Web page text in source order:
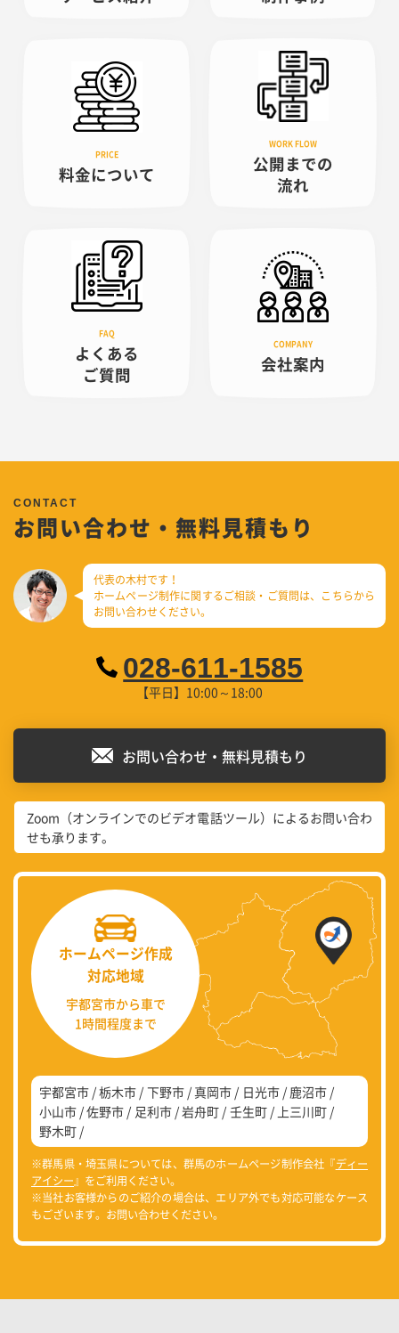
料金について
公開までの
流れ
よくある
ご質問
会社案内
お問い合わせ・無料見積もり
代表の木村です！
ホームページ制作に関するご相談・ご質問は、 こちらから
お問い合わせください。
028-611-1585
【平日】10:00～18:00
お問い合わせ・無料見積もり
Zoom（オンラインでのビデオ電話ツール）によるお問い合わ
せも承ります。
ホームページ作成
対応地域
宇都宮市から車で
1時間程度まで
宇都宮市 栃木市 下野市 真岡市 日光市
鹿沼市
小山市 佐野市 足利市 岩舟町 壬生町
上三川町
野木町
※群馬県・埼玉県については、群馬のホームページ制作会社『ディー
アイシー』をご利用ください。
※当社お客様からのご紹介の場合は、エリア外でも対応可能なケース
もございます。お問い合わせください。